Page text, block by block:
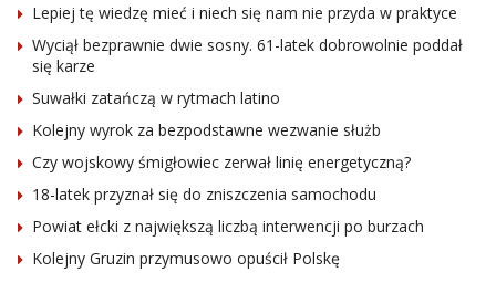
Lepiej tę wiedzę mieć i niech się nam nie przyda w praktyce
Wyciął bezprawnie dwie sosny. 61-latek dobrowolnie poddał
się karze
Suwałki zatańczą w rytmach latino
Kolejny wyrok za bezpodstawne wezwanie służb
Czy wojskowy śmigłowiec zerwał linię energetyczną?
18-latek przyznał się do zniszczenia samochodu
Powiat ełcki z największą liczbą interwencji po burzach
Kolejny Gruzin przymusowo opuścił Polskę